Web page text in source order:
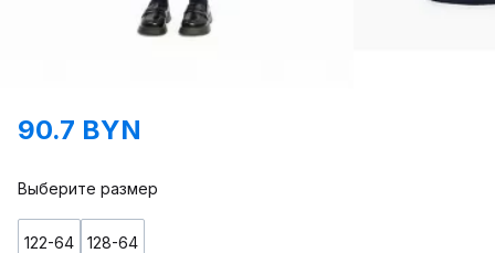
90.7 BYN
Выберите размер
122-64 128-64